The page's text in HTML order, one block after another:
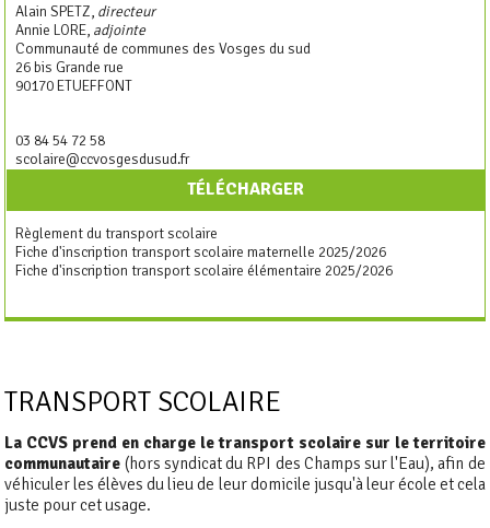
Alain SPETZ, directeur
Annie LORE, adjointe
Communauté de communes des Vosges du sud
26 bis Grande rue
90170 ETUEFFONT
03 84 54 72 58
scolaire@ccvosgesdusud.fr
TÉLÉCHARGER
Règlement du transport scolaire
Fiche d'inscription transport scolaire maternelle 2025/2026
Fiche d'inscription transport scolaire élémentaire 2025/2026
TRANSPORT SCOLAIRE
La CCVS prend en charge le transport scolaire sur le territoire
communautaire (hors syndicat du RPI des Champs sur l'Eau), afin de
véhiculer les élèves du lieu de leur domicile jusqu'à leur école et cela
juste pour cet usage.